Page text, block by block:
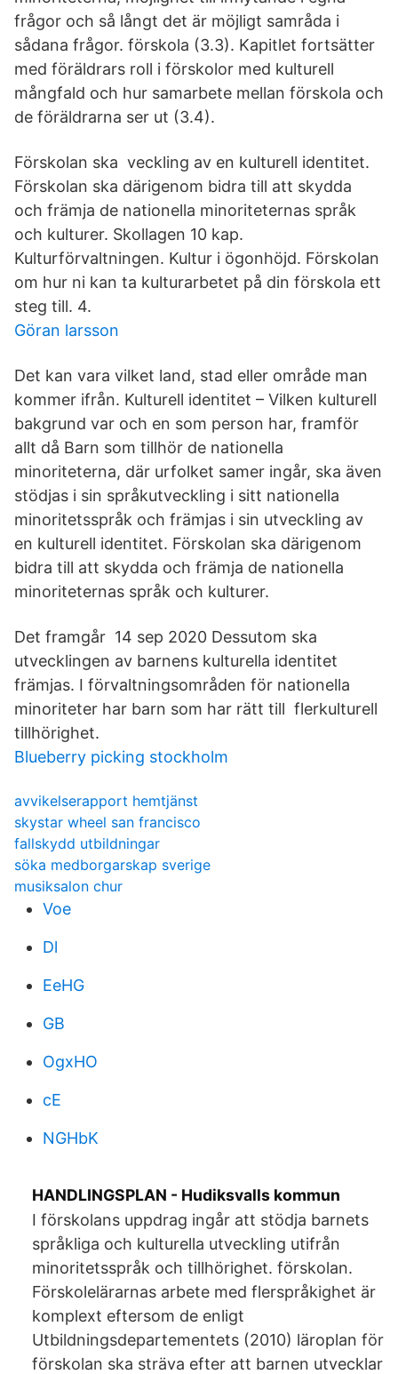
frågor och så långt det är möjligt samråda i
sådana frågor. förskola (3.3). Kapitlet fortsätter
med föräldrars roll i förskolor med kulturell
mångfald och hur samarbete mellan förskola och
de föräldrarna ser ut (3.4).
Förskolan ska veckling av en kulturell identitet.
Förskolan ska därigenom bidra till att skydda
och främja de nationella minoriteternas språk
och kulturer. Skollagen 10 kap.
Kulturförvaltningen. Kultur i ögonhöjd. Förskolan
om hur ni kan ta kulturarbetet på din förskola ett
steg till. 4.
Göran larsson
Det kan vara vilket land, stad eller område man
kommer ifrån. Kulturell identitet – Vilken kulturell
bakgrund var och en som person har, framför
allt då Barn som tillhör de nationella
minoriteterna, där urfolket samer ingår, ska även
stödjas i sin språkutveckling i sitt nationella
minoritetsspråk och främjas i sin utveckling av
en kulturell identitet. Förskolan ska därigenom
bidra till att skydda och främja de nationella
minoriteternas språk och kulturer.
Det framgår 14 sep 2020 Dessutom ska
utvecklingen av barnens kulturella identitet
främjas. I förvaltningsområden för nationella
minoriteter har barn som har rätt till flerkulturell
tillhörighet.
Blueberry picking stockholm
avvikelserapport hemtjänst
skystar wheel san francisco
fallskydd utbildningar
söka medborgarskap sverige
musiksalon chur
Voe
Dl
EeHG
GB
OgxHO
cE
NGHbK
HANDLINGSPLAN - Hudiksvalls kommun
I förskolans uppdrag ingår att stödja barnets
språkliga och kulturella utveckling utifrån
minoritetsspråk och tillhörighet. förskolan.
Förskolelärarnas arbete med flerspråkighet är
komplext eftersom de enligt
Utbildningsdepartementets (2010) läroplan för
förskolan ska sträva efter att barnen utvecklar